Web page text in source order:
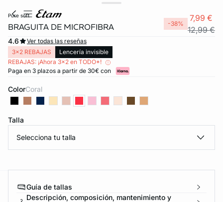
pure soft
BRAGUITA DE MICROFIBRA -38%
7,99 €
12,99 €
4.6
Ver todas las reseñas
3x2 REBAJAS
Lencería invisible
REBAJAS: ¡Ahora 3x2 en TODO*!
Paga en 3 plazos a partir de 30€ con
Color coral
Talla
Selecciona tu talla
Guía de tallas
Descripción, composición, mantenimiento y